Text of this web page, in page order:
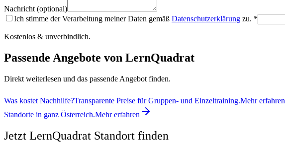
Nachricht (optional)
Ich stimme der Verarbeitung meiner Daten gemäß Datenschutzerklärung zu. *
Kostenlos & unverbindlich.
Passende Angebote von LernQuadrat
Direkt weiterlesen und das passende Angebot finden.
Was kostet Nachhilfe?Transparente Preise für Gruppen- und Einzeltraining.Mehr erfahren
Standorte in ganz Österreich.Mehr erfahren
Jetzt LernQuadrat Standort finden